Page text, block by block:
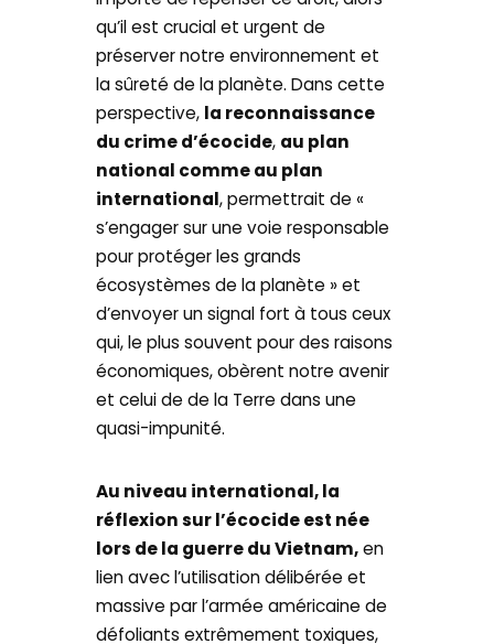
qu’il est crucial et urgent de
préserver notre environnement et
la sûreté de la planète. Dans cette
perspective, la reconnaissance
du crime d’écocide, au plan
national comme au plan
international, permettrait de «
s’engager sur une voie responsable
pour protéger les grands
écosystèmes de la planète » et
d’envoyer un signal fort à tous ceux
qui, le plus souvent pour des raisons
économiques, obèrent notre avenir
et celui de de la Terre dans une
quasi-impunité.
Au niveau international, la
réflexion sur l’écocide est née
lors de la guerre du Vietnam,en
lien avec l’utilisation délibérée et
massive par l’armée américaine de
défoliants extrêmement toxiques,